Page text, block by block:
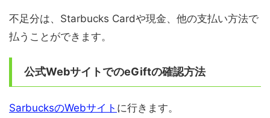
不足分は、Starbucks Cardや現金、他の支払い方法で
払うことができます。
公式WebサイトでのeGiftの確認方法
SarbucksのWebサイト に行きます。